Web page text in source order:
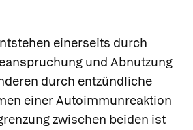
einerseits durch
und Abnutzung
durch entzündliche
einer Autoimmunreaktion
zwischen beiden ist